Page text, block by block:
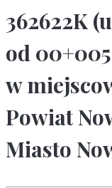
362622K
od
w
Powiat
Miasto